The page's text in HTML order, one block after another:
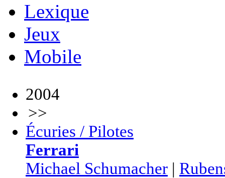
Lexique
Jeux
Mobile
2004
>>
Écuries / Pilotes
Ferrari
Michael Schumacher |